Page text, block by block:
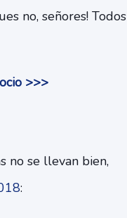
no, señores! Todos
>>>
no se llevan bien,
: